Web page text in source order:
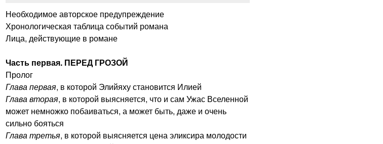
Необходимое авторское предупреждение
Хронологическая таблица событий романа
Лица, действующие в романе
Часть первая. ПЕРЕД ГРОЗОЙ
Пролог
Глава первая, в которой Элийяху становится Илией
Глава вторая, в которой выясняется, что и сам Ужас Вселенной
может немножко побаиваться, а может быть, даже и очень
сильно бояться
Глава третья, в которой выясняется цена эликсира молодости